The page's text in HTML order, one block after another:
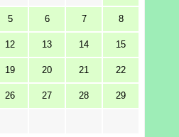
5 6 7 8
12 13 14 15
19 20 21 22
26 27 28 29